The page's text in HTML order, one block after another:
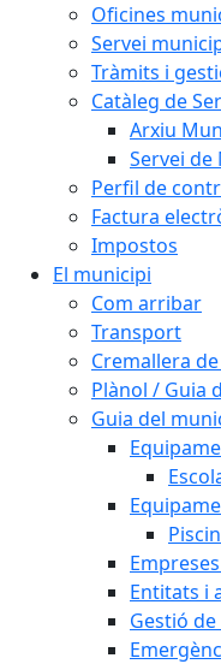
Oficines
Servei
Tràmits i
Catàleg de
Arxiu
Servei de
Perfil de
Factura
Impostos
El municipi
Com arribar
Transport
Cremallera
Plànol / Guia
Guia del
Entitats i
Gestió de